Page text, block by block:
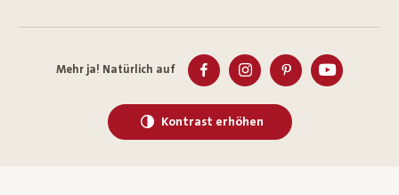
Mehr ja! Natürlich auf
Kontrast erhöhen